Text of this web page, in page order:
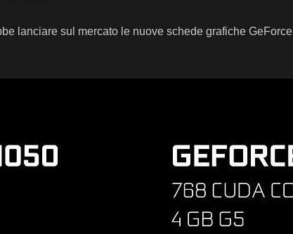
lanciare sul mercato le nuove schede grafiche GeForce